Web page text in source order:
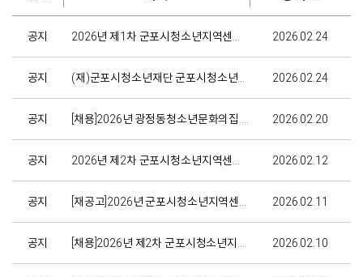
공지 2026년 제1차 군포시청소년지역센터 광정동청소년문화의집 기간제계약직 근로자 채용 재공고 서류합격자... 2026.02.24
공지 (재)군포시청소년재단 군포시청소년지역센터 제2차 기간제계약직 근로자 채용 공고 서류전형 합격자 공고 2026.02.24
공지 [채용]2026년 광정동청소년문화의집 초등연극지원사업 연극 전문강사 채용 2026.02.20
공지 2026년 제2차 군포시청소년지역센터 광정동청소년문화의집 기간제계약직 근로자 채용 공고 2026.02.12
공지 [재공고]2026년 군포시청소년지역센터 기간제계약직 채용 재공고 2026.02.11
공지 [채용]2026년 제2차 군포시청소년지역센터 광정동청소년문화의집 기간제계약직 근로자 채용 공고 2026.02.10